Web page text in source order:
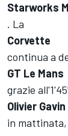
Starworks
. La
Corvette
continua a
GT Le Mans
grazie
Olivier Gavin
in